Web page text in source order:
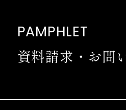
PAMPHLET
資料請求・お問